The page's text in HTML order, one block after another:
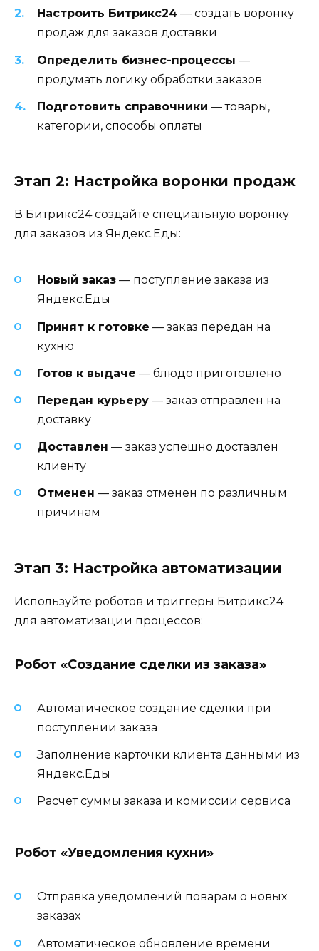
Настроить Битрикс24 — создать воронку
продаж для заказов доставки
Определить бизнес-процессы —
продумать логику обработки заказов
Подготовить справочники — товары,
категории, способы оплаты
Этап 2: Настройка воронки продаж
В Битрикс24 создайте специальную воронку
для заказов из Яндекс.Еды:
Новый заказ — поступление заказа из
Яндекс.Еды
Принят к готовке — заказ передан на
кухню
Готов к выдаче — блюдо приготовлено
Передан курьеру — заказ отправлен на
доставку
Доставлен — заказ успешно доставлен
клиенту
Отменен — заказ отменен по различным
причинам
Этап 3: Настройка автоматизации
Используйте роботов и триггеры Битрикс24
для автоматизации процессов:
Робот «Создание сделки из заказа»
Автоматическое создание сделки при
поступлении заказа
Заполнение карточки клиента данными из
Яндекс.Еды
Расчет суммы заказа и комиссии сервиса
Робот «Уведомления кухни»
Отправка уведомлений поварам о новых
заказах
Автоматическое обновление времени